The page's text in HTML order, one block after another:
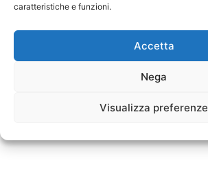
caratteristiche e funzioni.
Accetta
Nega
Visualizza preferenze
Pinterest